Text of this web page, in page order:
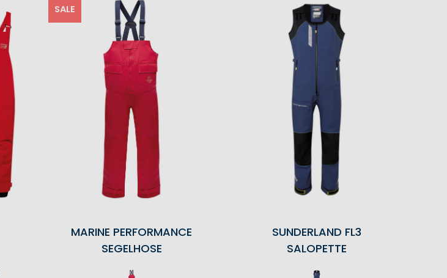
SALE
MARINE PERFORMANCE
SEGELHOSE
SUNDERLAND FL3
SALOPETTE